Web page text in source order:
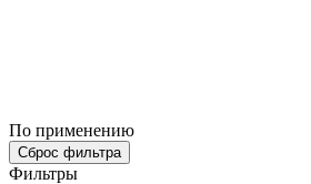
По применению
Сброс фильтра
Фильтры